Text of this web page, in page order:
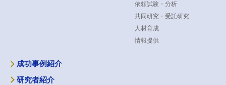
依頼試験・分析
共同研究・受託研究
人材育成
情報提供
成功事例紹介
研究者紹介